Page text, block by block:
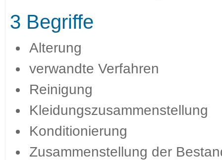
3 Begriffe
Alterung
verwandte Verfahren
Reinigung
Kleidungszusammenstellung
Konditionierung
Zusammenstellung der